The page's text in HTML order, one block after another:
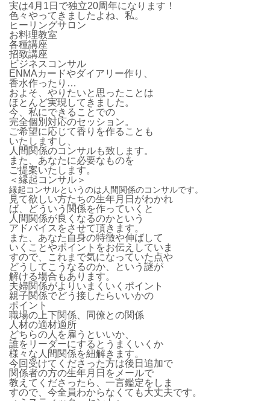
実は4月1日で独立20周年になります！
色々やってきましたよね、私。
ヒーリングサロン
お料理教室
各種講座
招致講座
ビジネスコンサル
ENMAカードやダイアリー作り、
香水作ったり…
およそ、やりたいと思ったことは
ほとんど実現してきました。
今、私にできることでの
完全個別対応のセッション。
ご希望に応じて香りを作ることも
いたしますし、
人間関係のコンサルも致します。
また、あなたに必要なものを
ご提案いたします。
＜縁起コンサル＞
縁起コンサルというのは人間関係のコンサルです。
見て欲しい方たちの生年月日がわかれ
ば、どういう関係を作っていくと
人間関係が良くなるのかという
アドバイスをさせて頂きます。
また、あなた自身の特徴や伸ばして
いくことやポイントをお伝えしていま
すので、これまで気になっていた点や
どうしてこうなるのか、という謎が
解ける場合もあります。
夫婦関係がよりいまくいくポイント
親子関係でどう接したらいいかの
ポイント
職場の上下関係、同僚との関係
人材の適材適所
どちらの人を雇うといいか、
誰をリーダーにするとうまくいくか
様々な人間関係を紐解きます。
今回受けてくださった方は後日追加で
関係者の方の生年月日をメールで
教えてくださったら、一言鑑定をしま
すので、今全員わからなくても大丈夫です。